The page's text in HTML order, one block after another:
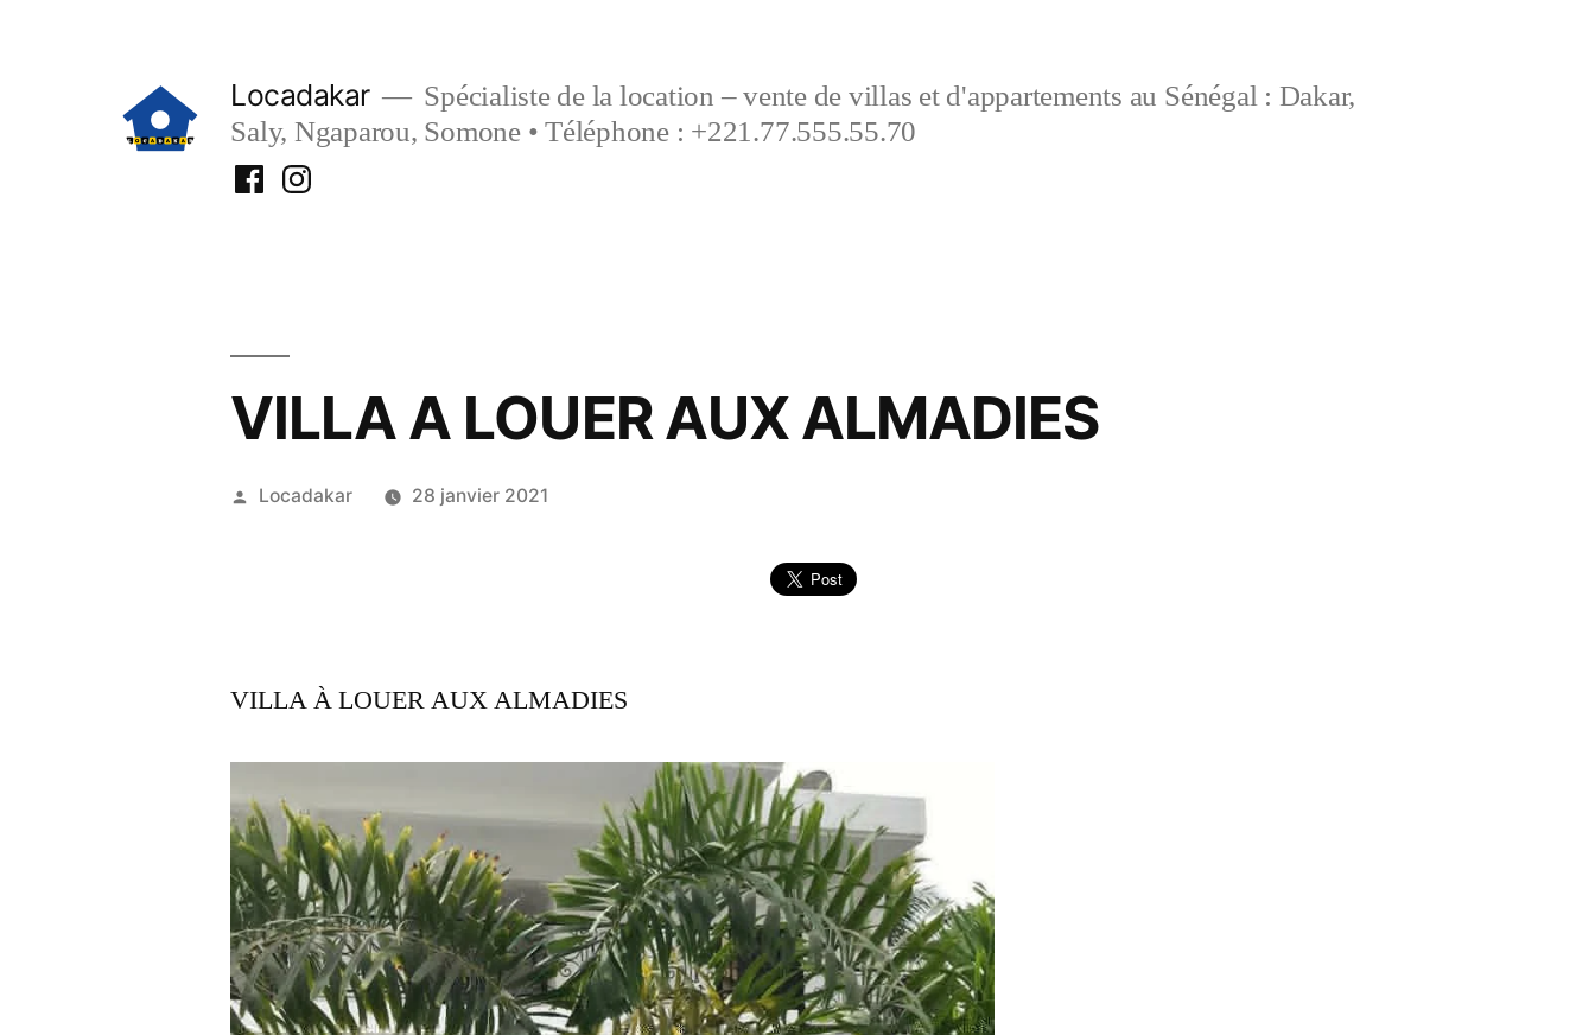
Locadakar
Spécialiste de la location – vente de villas et d'appartements au Sénégal : Dakar,
Saly, Ngaparou, Somone • Téléphone : +221.77.555.55.70
FacebookInstagram
VILLA A LOUER AUX ALMADIES
Publié
Locadakar 28 janvier 2021
VILLA À LOUER AUX ALMADIES